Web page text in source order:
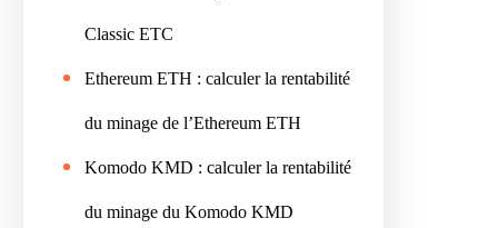
Classic ETC
Ethereum ETH : calculer la rentabilité
du minage de l’Ethereum ETH
Komodo KMD : calculer la rentabilité
du minage du Komodo KMD